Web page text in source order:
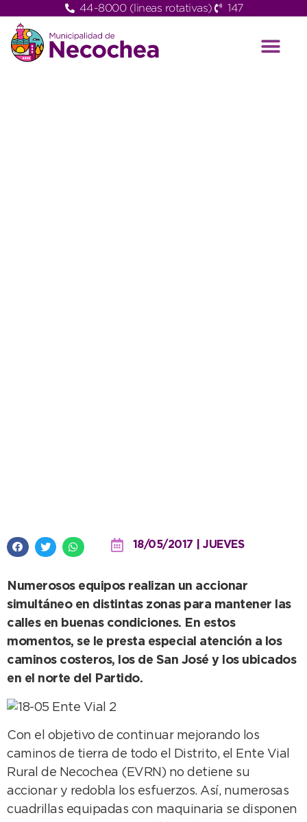
44-8000 (lineas rotativas) 147
18/05/2017 | JUEVES
Numerosos equipos realizan un accionar
simultáneo en distintas zonas para mantener las
calles en buenas condiciones. En estos
momentos, se le presta especial atención a los
caminos costeros, los de San José y los ubicados
en el norte del Partido.
Con el objetivo de continuar mejorando los
caminos de tierra de todo el Distrito, el Ente Vial
Rural de Necochea (EVRN) no detiene su
accionar y redobla los esfuerzos. Así, numerosas
cuadrillas equipadas con maquinaria se disponen